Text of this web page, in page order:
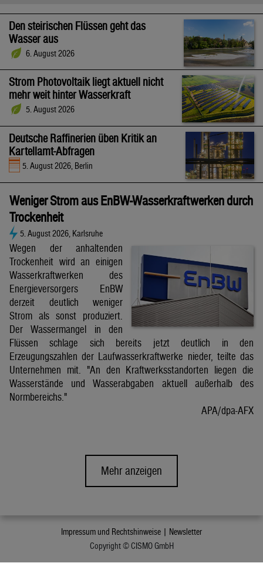
Den steirischen Flüssen geht das
Wasser aus
6. August 2026
Strom Photovoltaik liegt aktuell nicht
mehr weit hinter Wasserkraft
5. August 2026
Deutsche Raffinerien üben Kritik an
Kartellamt-Abfragen
5. August 2026, Berlin
Weniger Strom aus EnBW-Wasserkraftwerken durch
Trockenheit
5. August 2026, Karlsruhe
Wegen der anhaltenden
Trockenheit wird an einigen
Wasserkraftwerken des
Energieversorgers EnBW
derzeit deutlich weniger
Strom als sonst produziert.
Der Wassermangel in den
Flüssen schlage sich bereits jetzt deutlich in den
Erzeugungszahlen der Laufwasserkraftwerke nieder, teilte das
Unternehmen mit. "An den Kraftwerksstandorten liegen die
Wasserstände und Wasserabgaben aktuell außerhalb des
Normbereichs."
APA/dpa-AFX
Mehr anzeigen
Impressum und Rechtshinweise | Newsletter
Copyright © CISMO GmbH